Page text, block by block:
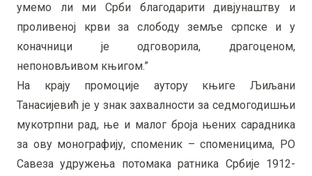
умемо ли ми Срби благодарити дивјунаштву и
проливеној крви за слободу земље српске и у
коначници је одговорила, драгоценом,
непоновљивом књигом.”
На крају промоције аутору књиге Љиљани
Танасијевић је у знак захвалности за седмогодишњи
мукотрпни рад, ње и малог броја њених сарадника
за ову монографију, споменик – споменицима, РО
Савеза удружења потомака ратника Србије 1912-